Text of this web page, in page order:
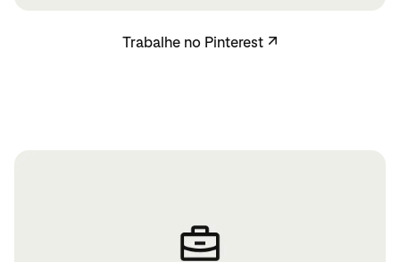
Trabalhe no Pinterest ↗